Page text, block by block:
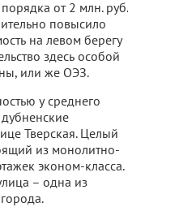
от 2 млн. руб.
повысило
на левом берегу
здесь особой
или же ОЭЗ.
у среднего
дубненские
Тверская. Целый
из монолитно-
эконом-класса.
– одна из